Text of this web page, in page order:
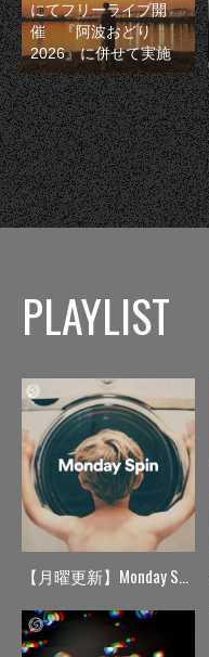
にてフリーライブ開
催 『阿波おどり
2026』に併せて実施
PLAYLIST
【月曜更新】Monday Spin